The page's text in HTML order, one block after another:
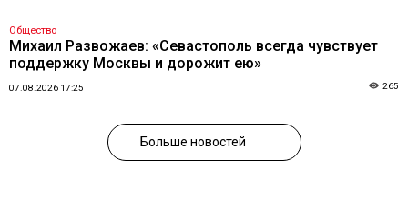
Общество
Михаил Развожаев: «Севастополь всегда чувствует
поддержку Москвы и дорожит ею»
07.08.2026 17:25 265
Больше новостей